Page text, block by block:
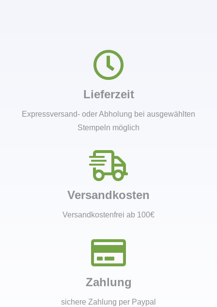
Lieferzeit
Expressversand- oder Abholung bei ausgewählten
Stempeln möglich
Versandkosten
Versandkostenfrei ab 100€
Zahlung
sichere Zahlung per Paypal